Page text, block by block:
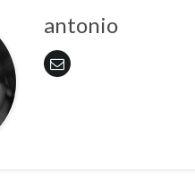
antonio